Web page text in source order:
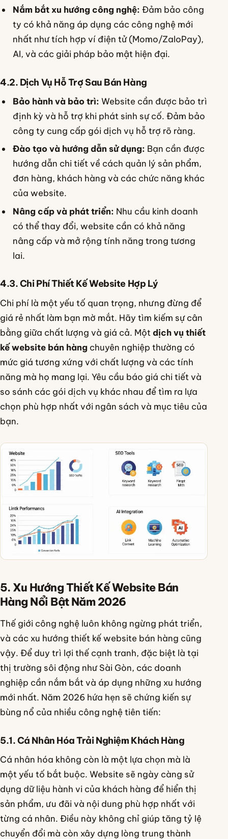
Nắm bắt xu hướng công nghệ: Đảm bảo công
ty có khả năng áp dụng các công nghệ mới
nhất như tích hợp ví điện tử (Momo/ZaloPay),
AI, và các giải pháp bảo mật hiện đại.
4.2. Dịch Vụ Hỗ Trợ Sau Bán Hàng
Bảo hành và bảo trì: Website cần được bảo trì
định kỳ và hỗ trợ khi phát sinh sự cố. Đảm bảo
công ty cung cấp gói dịch vụ hỗ trợ rõ ràng.
Đào tạo và hướng dẫn sử dụng: Bạn cần được
hướng dẫn chi tiết về cách quản lý sản phẩm,
đơn hàng, khách hàng và các chức năng khác
của website.
Nâng cấp và phát triển: Nhu cầu kinh doanh
có thể thay đổi, website cần có khả năng
nâng cấp và mở rộng tính năng trong tương
lai.
4.3. Chi Phí Thiết Kế Website Hợp Lý
Chi phí là một yếu tố quan trọng, nhưng đừng để
giá rẻ nhất làm bạn mờ mắt. Hãy tìm kiếm sự cân
bằng giữa chất lượng và giá cả. Một dịch vụ thiết
kế website bán hàng chuyên nghiệp thường có
mức giá tương xứng với chất lượng và các tính
năng mà họ mang lại. Yêu cầu báo giá chi tiết và
so sánh các gói dịch vụ khác nhau để tìm ra lựa
chọn phù hợp nhất với ngân sách và mục tiêu của
bạn.
5. Xu Hướng Thiết Kế Website Bán
Hàng Nổi Bật Năm 2026
Thế giới công nghệ luôn không ngừng phát triển,
và các xu hướng thiết kế website bán hàng cũng
vậy. Để duy trì lợi thế cạnh tranh, đặc biệt là tại
thị trường sôi động như Sài Gòn, các doanh
nghiệp cần nắm bắt và áp dụng những xu hướng
mới nhất. Năm 2026 hứa hẹn sẽ chứng kiến sự
bùng nổ của nhiều công nghệ tiên tiến:
5.1. Cá Nhân Hóa Trải Nghiệm Khách Hàng
Cá nhân hóa không còn là một lựa chọn mà là
một yếu tố bắt buộc. Website sẽ ngày càng sử
dụng dữ liệu hành vi của khách hàng để hiển thị
sản phẩm, ưu đãi và nội dung phù hợp nhất với
từng cá nhân. Điều này không chỉ giúp tăng tỷ lệ
chuyển đổi mà còn xây dựng lòng trung thành